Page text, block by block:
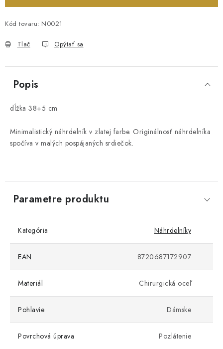
Kód tovaru: N0021
Tlač Opýtať sa
Popis
dĺžka 38+5 cm
Minimalistický náhrdelník v zlatej farbe. Originálnosť náhrdelníka
spočíva v malých pospájaných srdiečok.
Parametre produktu
Kategória Náhrdelníky
EAN 8720687172907
Materiál Chirurgická oceľ
Pohlavie Dámske
Povrchová úprava Pozlátenie